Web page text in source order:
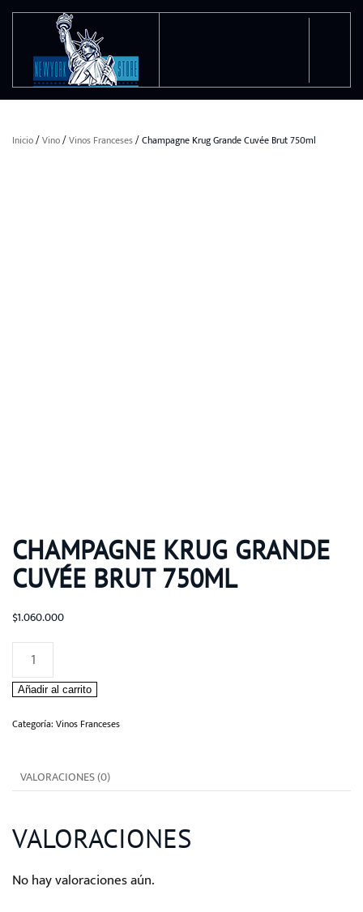
Ir al contenido principal
Inicio/Vino/Vinos Franceses/ Champagne Krug Grande Cuvée Brut 750ml
CHAMPAGNE KRUG GRANDE
CUVÉE BRUT 750ML
$1.060.000
Champagne
Krug
Grande
Cuvée
cantidad
Añadir al carrito
Categoría: Vinos Franceses
VALORACIONES (0)
VALORACIONES
No hay valoraciones aún.